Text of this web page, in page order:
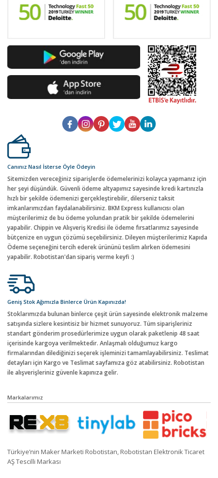
Canınız Nasıl İsterse Öyle Ödeyin
Sitemizden vereceğiniz siparişlerde ödemelerinizi kolayca yapmanız için
her şeyi düşündük. Güvenli ödeme altyapımız sayesinde kredi kartınızla
hızlı bir şekilde ödemenizi gerçekleştirebilir, dilerseniz taksit
imkanlarımızdan faydalanabilirsiniz. BKM Express kullanıcısı olan
müşterilerimiz de bu ödeme yolundan pratik bir şekilde ödemelerini
yapabilir. Chippin ve Alışveriş Kredisi ile ödeme fırsatlarımız sayesinde
bütçenize en uygun çözümü seçebilirsiniz. Dileyen müşterilerimiz Kapıda
Ödeme seçeneğini tercih ederek ürününü teslim alırken ödemesini
yapabilir. Robotistan'dan sipariş verme keyfi :)
Geniş Stok Ağımızla Binlerce Ürün Kapınızda!
Stoklarımızda bulunan binlerce çeşit ürün sayesinde elektronik malzeme
satışında sizlere kesintisiz bir hizmet sunuyoruz. Tüm siparişleriniz
standart gönderim prosedürlerimize uygun olarak paketlenip 48 saat
içerisinde kargoya verilmektedir. Anlaşmalı olduğumuz kargo
firmalarından dilediğinizi seçerek işleminizi tamamlayabilirsiniz. Teslimat
detayları için Kargo ve Teslimat sayfamıza göz atabilirsiniz. Robotistan
ile alışverişleriniz güvenle kapınıza gelir.
Markalarımız
Türkiye’nin Maker Marketi Robotistan, Robotistan Elektronik Ticaret
AŞ Tescilli Markası